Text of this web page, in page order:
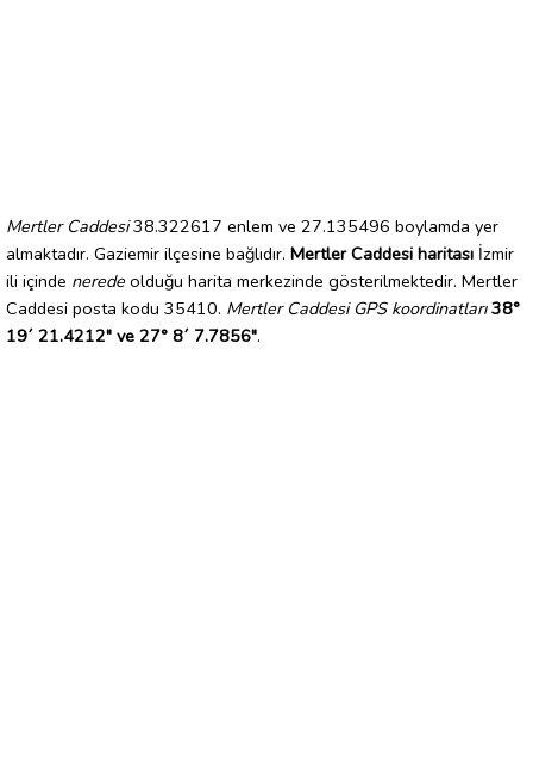
Mertler Caddesi38.322617 enlem ve 27.135496 boylamda yer
almaktadır. Gaziemir ilçesine bağlıdır. Mertler Caddesi haritası İzmir
ili içinde nerede olduğu harita merkezinde gösterilmektedir. Mertler
Caddesi posta kodu 35410. Mertler Caddesi GPS koordinatları 38°
19´ 21.4212" ve 27° 8´ 7.7856".